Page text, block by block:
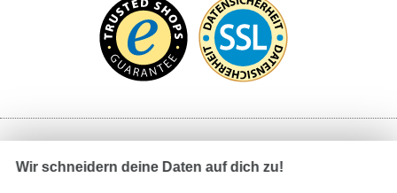
Bezahlen mit
Wir schneidern deine Daten auf dich zu!